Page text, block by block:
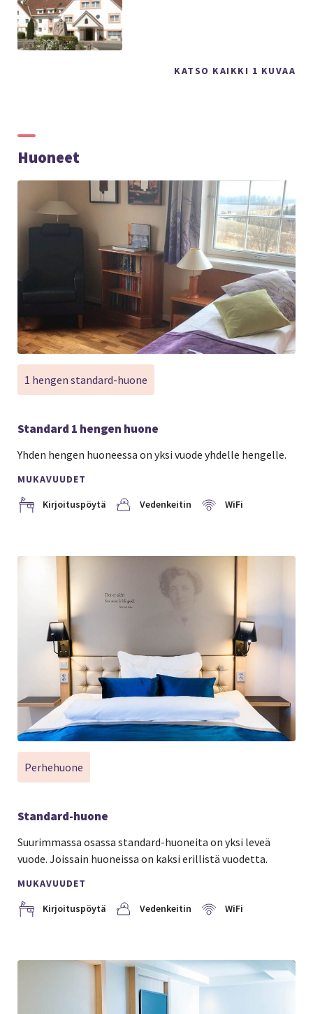
KATSO KAIKKI 1 KUVAA
Huoneet
1 hengen standard-huone
Standard 1 hengen huone
Yhden hengen huoneessa on yksi vuode yhdelle hengelle.
MUKAVUUDET
Kirjoituspöytä
Vedenkeitin WiFi
Perhehuone
Standard-huone
Suurimmassa osassa standard-huoneita on yksi leveä
vuode. Joissain huoneissa on kaksi erillistä vuodetta.
MUKAVUUDET
Kirjoituspöytä
Vedenkeitin WiFi